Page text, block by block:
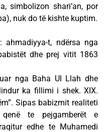
simbolizon shari’an, por
nuk do të kishte kuptim.
t, ndërsa nga
dhe prej vitit 1863
nga Baha Ul Llah dhe
ka fillimi i shek. XIX.
Sipas babizmit realiteti
te pejgamberët e
edhe te Muhamedi